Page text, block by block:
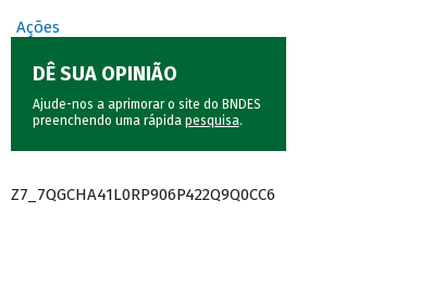
Ações
DÊ SUA OPINIÃO
Ajude-nos a aprimorar o site do BNDES
preenchendo uma rápida pesquisa.
Z7_7QGCHA41L0RP906P422Q9Q0CC6